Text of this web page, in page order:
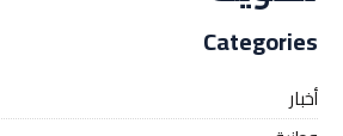
Categories
أخبار